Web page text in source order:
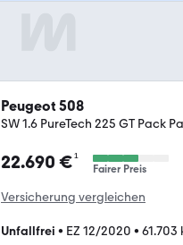
Peugeot 508
SW 1.6 PureTech 225 GT Pack
22.690 €¹
Fairer Preis
Versicherung vergleichen
Unfallfrei • EZ 12/2020 • 61.703